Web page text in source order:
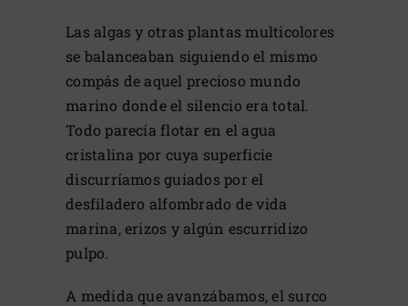
Las algas y otras plantas multicolores
se balanceaban siguiendo el mismo
compás de aquel precioso mundo
marino donde el silencio era total.
Todo parecía flotar en el agua
cristalina por cuya superficie
discurríamos guiados por el
desfiladero alfombrado de vida
marina, erizos y algún escurridizo
pulpo.
A medida que avanzábamos, el surco